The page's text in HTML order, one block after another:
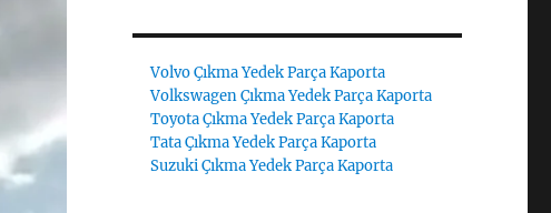
Volvo Çıkma Yedek Parça Kaporta
Volkswagen Çıkma Yedek Parça Kaporta
Toyota Çıkma Yedek Parça Kaporta
Tata Çıkma Yedek Parça Kaporta
Suzuki Çıkma Yedek Parça Kaporta